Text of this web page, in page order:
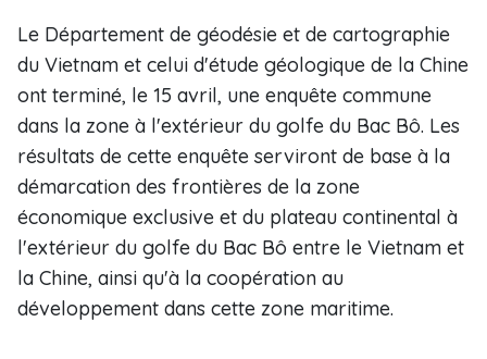
Le Département de géodésie et de cartographie
du Vietnam et celui d'étude géologique de la Chine
ont ​terminé, le 15 avril, une enquête commune
dans la zone à l'extérieur du golfe du Bac Bô. Les
résultats de cette enquête servir​ont de base à la
démarcation des frontières de la zone
économique exclusive et du plateau continental à
l'extérieur du golfe du Bac Bô entre le Vietnam et
la Chine, ainsi qu'à la coopération au
développement dans cette zone maritime.